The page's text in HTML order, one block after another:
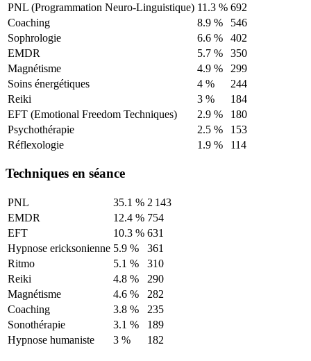
PNL (Programmation Neuro-Linguistique) 11.3 % 692
Coaching
8.9 %
546
Sophrologie
6.6 %
402
EMDR
5.7 %
350
Magnétisme
4.9 %
299
Soins énergétiques
4 %
244
Reiki
3 %
184
EFT (Emotional Freedom Techniques)
2.9 %
180
Psychothérapie
2.5 %
153
Réflexologie
1.9 % 114
Techniques en séance
PNL 35.1 % 2 143
EMDR
12.4 % 754
EFT
10.3 % 631
Hypnose ericksonienne 5.9 %
361
Ritmo
5.1 %
310
Reiki
4.8 %
290
Magnétisme
4.6 %
282
Coaching
3.8 %
235
Sonothérapie
3.1 %
189
Hypnose humaniste
3 % 182